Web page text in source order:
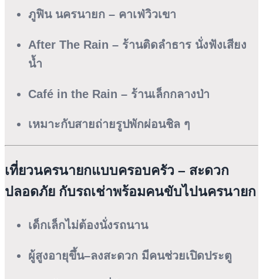
ภูฟิน นครนายก – คาเฟ่วิวเขา
After The Rain – ร้านติดลำธาร นั่งฟังเสียง
น้ำ
Café in the Rain – ร้านเล็กกลางป่า
เหมาะกับสายถ่ายรูปพักผ่อนชิล ๆ
เที่ยวนครนายกแบบครอบครัว – สะดวก
ปลอดภัย กับรถเช่าพร้อมคนขับไปนครนายก
เด็กเล็กไม่ต้องนั่งรถนาน
ผู้สูงอายุขึ้น–ลงสะดวก มีคนช่วยเปิดประตู